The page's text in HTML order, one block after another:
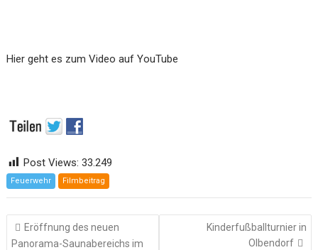
Hier geht es zum Video auf YouTube
Post Views: 33.249
Feuerwehr Filmbeitrag
Beitragsnavigation
Eröffnung des neuen
Panorama-Saunabereichs im
Kinderfußballturnier in
Olbendorf